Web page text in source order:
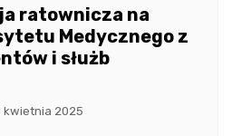
ratownicza na
Medycznego z
i służb
kwietnia 2025